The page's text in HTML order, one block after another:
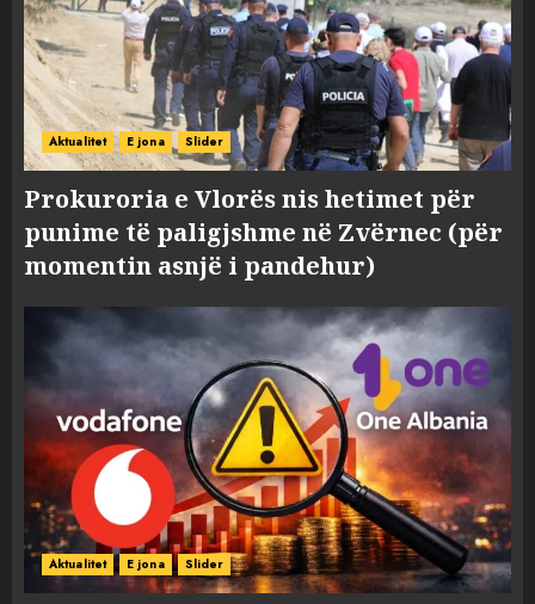
Aktualitet E jona Slider
Prokuroria e Vlorës nis hetimet për
punime të paligjshme në Zvërnec (për
momentin asnjë i pandehur)
Aktualitet E jona Slider